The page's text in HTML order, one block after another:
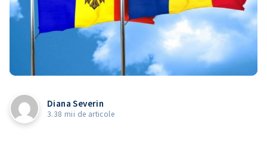
Diana Severin
3.38 mii de articole